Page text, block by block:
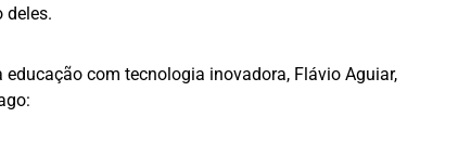
deles.
com tecnologia inovadora, Flávio Aguiar,